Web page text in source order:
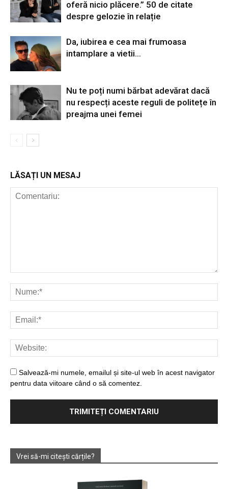
oferă nicio plăcere.” 50 de citate
despre gelozie în relație
Da, iubirea e cea mai frumoasa
intamplare a vietii…
Nu te poți numi bărbat adevărat dacă
nu respecți aceste reguli de politețe în
preajma unei femei
LĂSAȚI UN MESAJ
Salvează-mi numele, emailul și site-ul web în acest navigator
pentru data viitoare când o să comentez.
Vrei să-mi citești cărțile?